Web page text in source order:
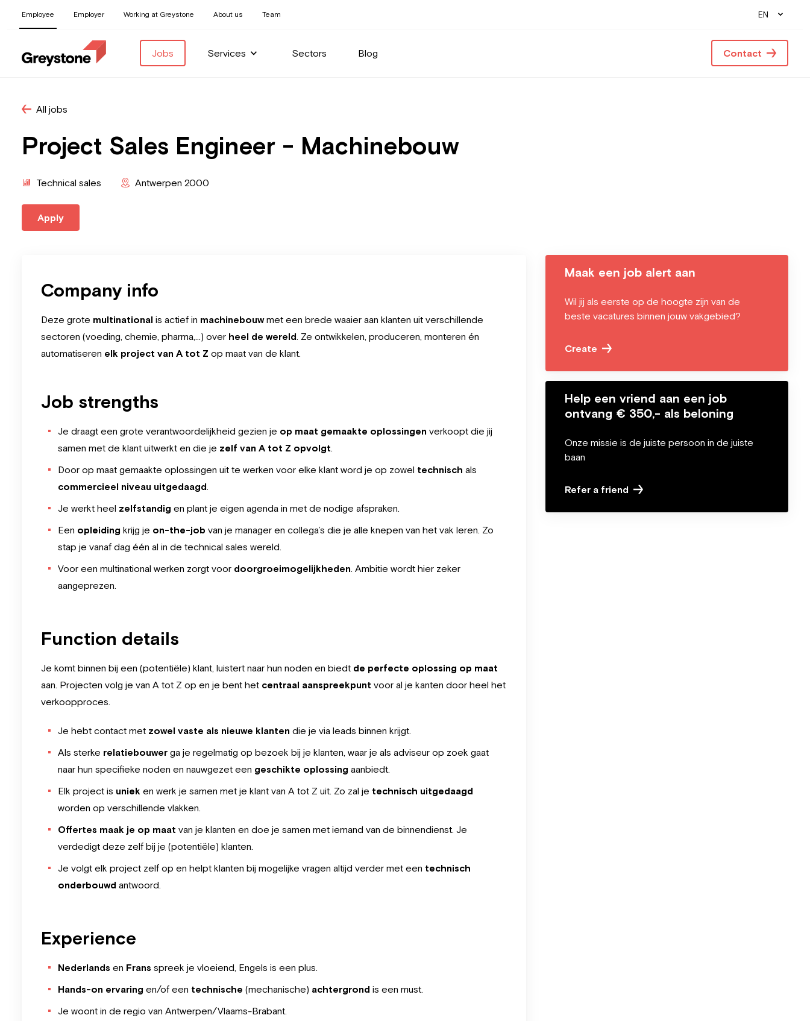
Employee Employer Working at Greystone About us Team EN
Jobs Services Sectors Blog Contact
All jobs
Project Sales Engineer - Machinebouw
Technical sales Antwerpen 2000
Apply
Company info
Deze grote multinational is actief in machinebouwmet een brede waaier aan klanten uit verschillende
sectoren (voeding, chemie, pharma,…) over heel de wereld. Ze ontwikkelen, produceren, monteren én
automatiseren elk project van A tot Z op maat van de klant.
Job strengths
Je draagt een grote verantwoordelijkheid gezien je op maat gemaakte oplossingen verkoopt die jij
samen met de klant uitwerkt en die je zelf van A tot Z opvolgt.
Door op maat gemaakte oplossingen uit te werken voor elke klant word je op zowel technisch als
commercieel niveau uitgedaagd.
Je werkt heel zelfstandig en plant je eigen agenda in met de nodige afspraken.
Een opleiding krijg je on-the-job van je manager en collega’s die je alle knepen van het vak leren. Zo
stap je vanaf dag één al in de technical sales wereld.
Voor een multinational werken zorgt voor doorgroeimogelijkheden. Ambitie wordt hier zeker
aangeprezen.
Function details
Je komt binnen bij een (potentiële) klant, luistert naar hun noden en biedt de perfecte oplossing op maat
aan. Projecten volg je van A tot Z op en je bent het centraal aanspreekpunt voor al je kanten door heel het
verkoopproces.
Je hebt contact met zowel vaste als nieuwe klanten die je via leads binnen krijgt.
Als sterke relatiebouwer ga je regelmatig op bezoek bij je klanten, waar je als adviseur op zoek gaat
naar hun specifieke noden en nauwgezet een geschikte oplossing aanbiedt.
Elk project is uniek en werk je samen met je klant van A tot Z uit. Zo zal je technisch uitgedaagd
worden op verschillende vlakken.
Offertes maak je op maat van je klanten en doe je samen met iemand van de binnendienst. Je
verdedigt deze zelf bij je (potentiële) klanten.
Je volgt elk project zelf op en helpt klanten bij mogelijke vragen altijd verder met een technisch
onderbouwd antwoord.
Experience
Nederlands en Frans spreek je vloeiend, Engels is een plus.
Hands-on ervaring en/of een technische (mechanische) achtergrond is een must.
Je woont in de regio van Antwerpen/Vlaams-Brabant.
Maak een job alert aan
Wil jij als eerste op de hoogte zijn van de
beste vacatures binnen jouw vakgebied?
Create
Help een vriend aan een job
ontvang € 350,- als beloning
Onze missie is de juiste persoon in de juiste
baan
Refer a friend